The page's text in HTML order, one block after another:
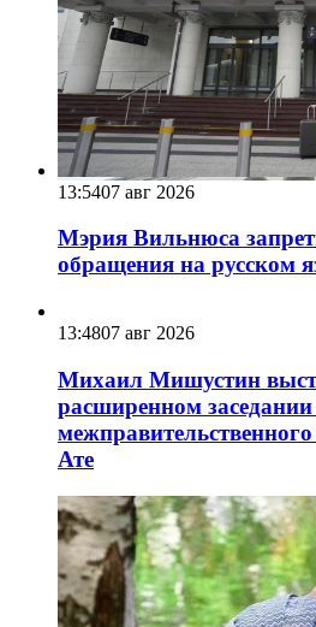
13:5407 авг 2026
Мэрия Вильнюса
обращения на русском
13:4807 авг 2026
Михаил Мишустин
расширенном
Ате